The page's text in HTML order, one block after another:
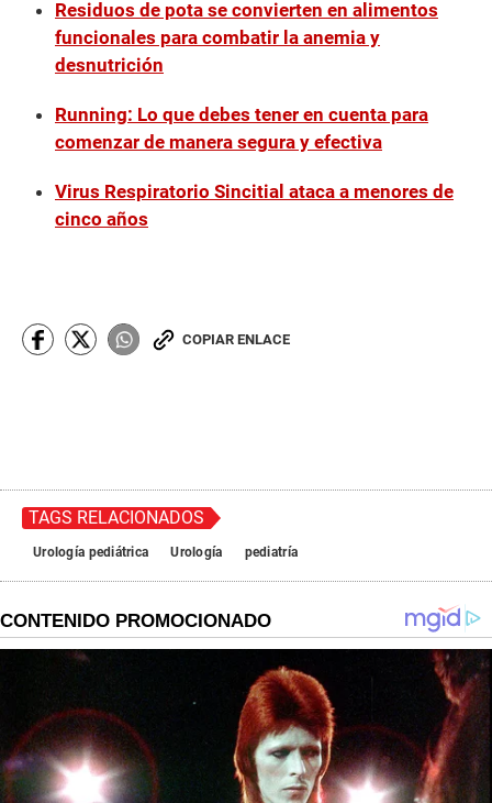
Residuos de pota se convierten en alimentos
funcionales para combatir la anemia y
desnutrición
Running: Lo que debes tener en cuenta para
comenzar de manera segura y efectiva
Virus Respiratorio Sincitial ataca a menores de
cinco años
COPIAR ENLACE
TAGS RELACIONADOS
Urología pediátrica Urología pediatría